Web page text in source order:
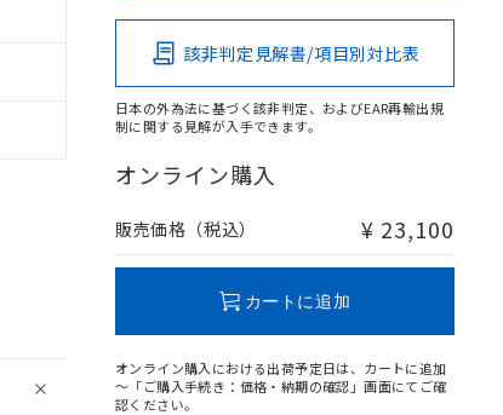
該非判定見解書/項目別対比表
日本の外為法に基づく該非判定、およびEAR再輸出規
制に関する見解が入手できます。
オンライン購入
販売価格（税込） ¥ 23,100
カートに追加
オンライン購入における出荷予定日は、カートに追加
～「ご購入手続き：価格・納期の確認」画面にてご確
認ください。